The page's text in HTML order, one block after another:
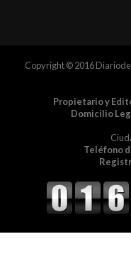
Copyright © 2016
Propietario y
Domicilio
Teléfono